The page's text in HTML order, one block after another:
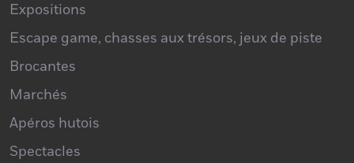
Escape game, chasses aux trésors, jeux de piste
Brocantes
Marchés
Apéros hutois
Spectacles
Braderies